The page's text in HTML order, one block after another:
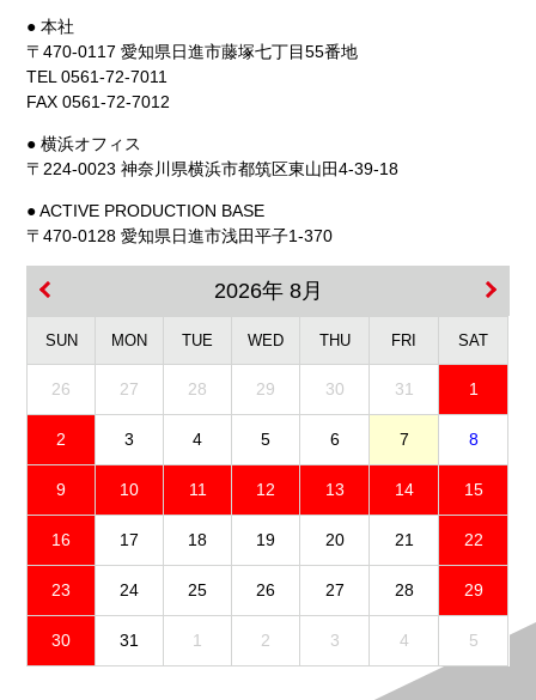
● 本社
〒470-0117 愛知県日進市藤塚七丁目55番地
TEL 0561-72-7011
FAX 0561-72-7012
● 横浜オフィス
〒224-0023 神奈川県横浜市都筑区東山田4-39-18
● ACTIVE PRODUCTION BASE
〒470-0128 愛知県日進市浅田平子1-370
2026年 8月
SUN MON TUE WED THU FRI SAT
26 27 28 29 30 31 1
2 3 4 5 6 7 8
9 10 11 12 13 14 15
16 17 18 19 20 21 22
23 24 25 26 27 28 29
30 31 1 2 3 4 5